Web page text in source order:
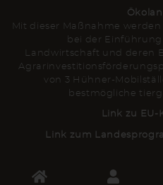
Mit dieser Maßnahme
bei der
Landwirtschaft und deren
von 3 Hühner-
bestmögliche
Link zu EU-
Link zum